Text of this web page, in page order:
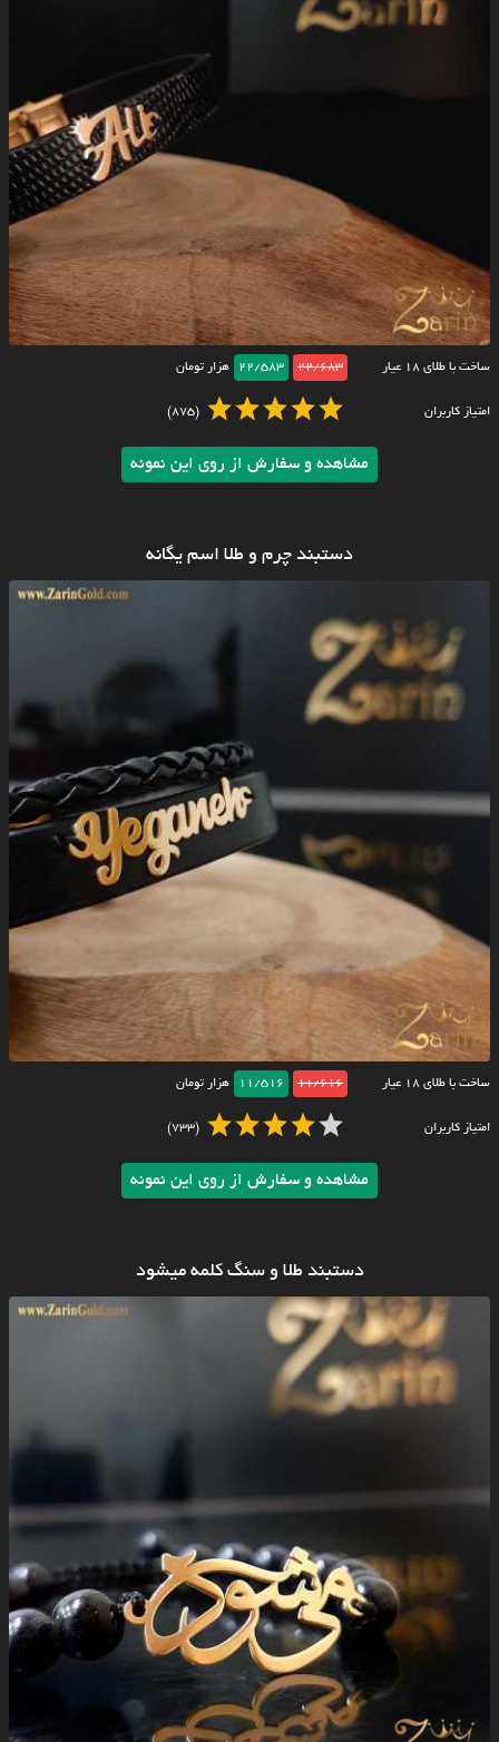
ساخت با طلای ۱۸ عیار 22/683
22/583 هزار تومان
امتیاز کاربران (875)
مشاهده و سفارش از روی این نمونه
دستبند چرم و طلا اسم یگانه
ساخت با طلای ۱۸ عیار 11/616
11/516 هزار تومان
امتیاز کاربران (733)
مشاهده و سفارش از روی این نمونه
دستبند طلا و سنگ کلمه میشود